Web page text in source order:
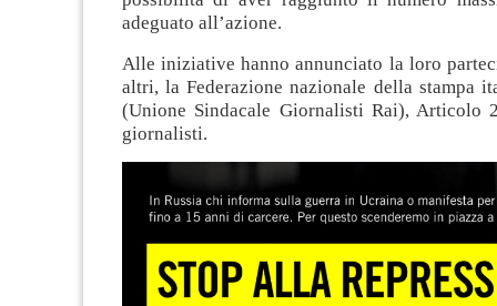
adeguato all’azione.
Alle iniziative hanno annunciato la loro
altri, la Federazione nazionale della stampa
(Unione Sindacale Giornalisti Rai), Articolo
giornalisti.